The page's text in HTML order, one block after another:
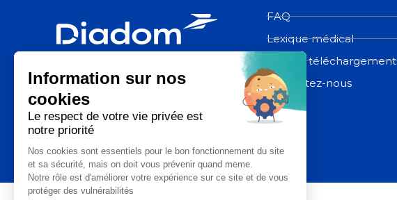
Poste
FAQ
Lexique médical
Espace téléchargement
Contactez-nous